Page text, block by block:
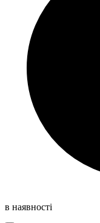
в наявності